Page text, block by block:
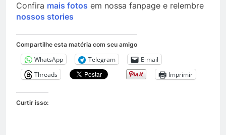
Confira mais fotos em nossa fanpage e relembre
nossos stories
Compartilhe esta matéria com seu amigo
WhatsApp Telegram
E-mail
Threads
Imprimir
Curtir isso: